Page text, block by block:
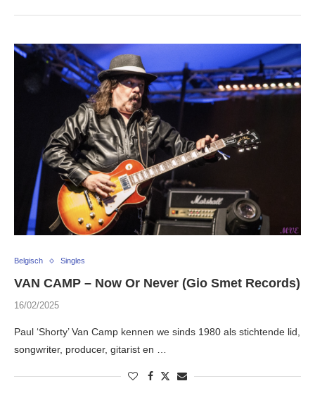
Belgisch Singles
VAN CAMP – Now Or Never (Gio Smet Records)
16/02/2025
Paul ‘Shorty’ Van Camp kennen we sinds 1980 als stichtende lid,
songwriter, producer, gitarist en …